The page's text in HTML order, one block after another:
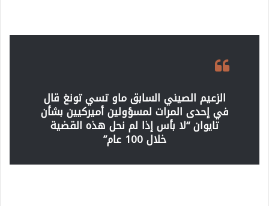
الزعيم الصيني السابق ماو تسي تونغ قال
في إحدى المرات لمسؤولين أميركيين بشأن
تايوان “لا بأس إذا لم نحل هذه القضية
خلال 100 عام”